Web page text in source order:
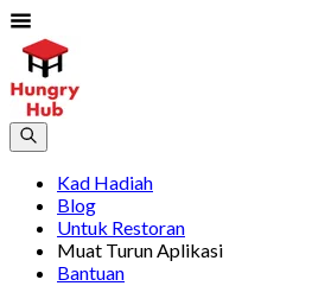
Kad Hadiah
Blog
Untuk Restoran
Muat Turun Aplikasi
Bantuan